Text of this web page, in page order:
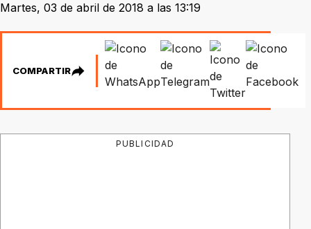
Martes, 03 de abril de 2018 a las 13:19
COMPARTIR
PUBLICIDAD